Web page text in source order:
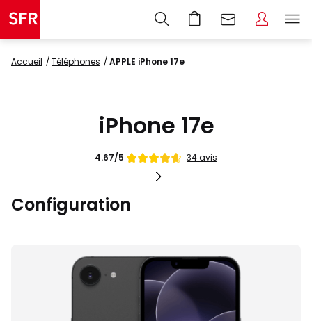
Accueil Téléphones APPLE iPhone 17e
iPhone 17e
Note
4.67/5 34 avis
Configuration
Images
du
produit